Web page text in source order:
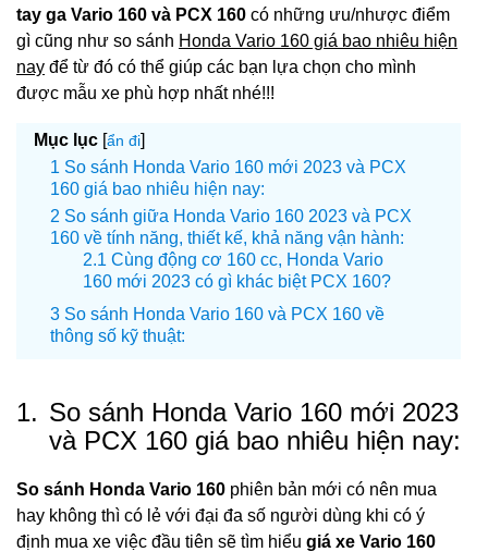
tay ga Vario 160 và PCX 160 có những ưu/nhược điểm
gì cũng như so sánh Honda Vario 160 giá bao nhiêu hiện
nay để từ đó có thể giúp các bạn lựa chọn cho mình
được mẫu xe phù hợp nhất nhé!!!
Mục lục [ẩn đi]
So sánh Honda Vario 160 mới 2023 và PCX
160 giá bao nhiêu hiện nay:
So sánh giữa Honda Vario 160 2023 và PCX
160 về tính năng, thiết kế, khả năng vận hành:
Cùng động cơ 160 cc, Honda Vario
160 mới 2023 có gì khác biệt PCX 160?
So sánh Honda Vario 160 và PCX 160 về
thông số kỹ thuật:
1. So sánh Honda Vario 160 mới 2023
và PCX 160 giá bao nhiêu hiện nay:
So sánh Honda Vario 160 phiên bản mới có nên mua
hay không thì có lẻ với đại đa số người dùng khi có ý
định mua xe việc đầu tiên sẽ tìm hiểu giá xe Vario 160